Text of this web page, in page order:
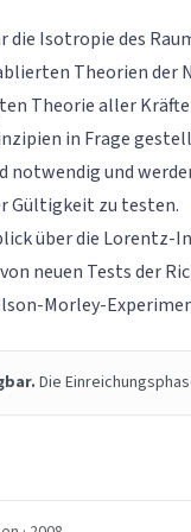
Isotropie des
Theorien der
Theorie aller
in Frage
notwendig und
Gültigkeit zu testen.
über die Lorentz-
neuen Tests der
Morley-
Die